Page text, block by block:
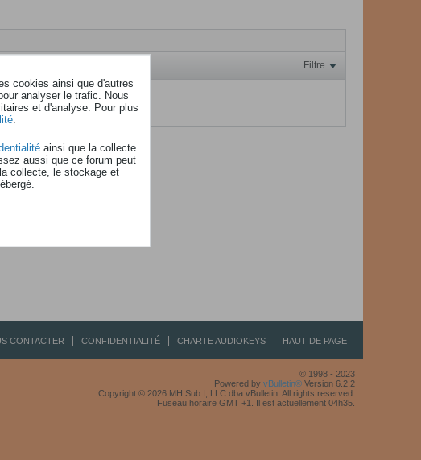
Filtre
à afficher.
CONTACTER CONFIDENTIALITÉ CHARTE AUDIOKEYS HAUT DE PAGE
© 1998 - 2023
Powered by vBulletin® Version 6.2.2
Copyright © 2026 MH Sub I, LLC dba vBulletin. All rights reserved.
Fuseau horaire GMT +1. Il est actuellement 04h35.
cookies ainsi que d'autres
analyser le trafic. Nous
et d'analyse. Pour plus
.
ainsi que la collecte
aussi que ce forum peut
collecte, le stockage et